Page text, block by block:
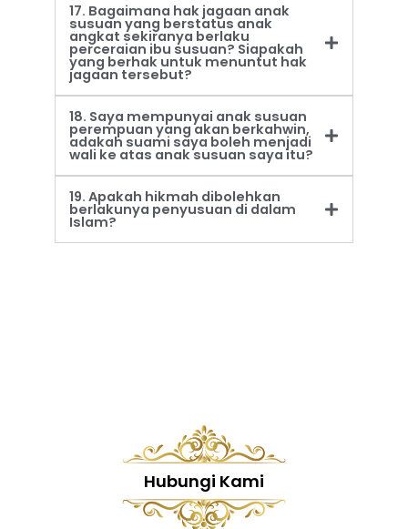
17. Bagaimana hak jagaan anak
susuan yang berstatus anak
angkat sekiranya berlaku
perceraian ibu susuan? Siapakah
yang berhak untuk menuntut hak
jagaan tersebut?
18. Saya mempunyai anak susuan
perempuan yang akan berkahwin,
adakah suami saya boleh menjadi
wali ke atas anak susuan saya itu?
19. Apakah hikmah dibolehkan
berlakunya penyusuan di dalam
Islam?
Hubungi Kami